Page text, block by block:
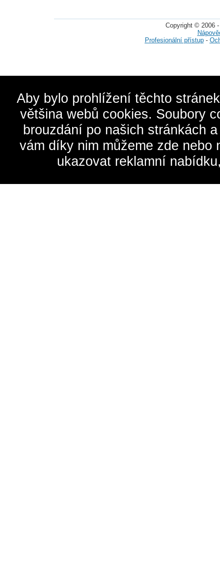
Copyright © 2006
Profesionální přístup-
Aby bylo prohlížení těchto
většina webů cookies. Soubory
brouzdání po našich stránkách
vám díky nim můžeme zde
ukazovat reklamní